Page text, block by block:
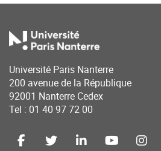
Université Paris Nanterre
200 avenue de la République
92001 Nanterre Cedex
Tel : 01 40 97 72 00